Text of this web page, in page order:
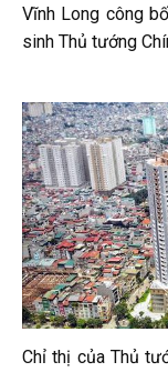
Vĩnh Long công
sinh Thủ tướng
Chỉ thị của Thủ